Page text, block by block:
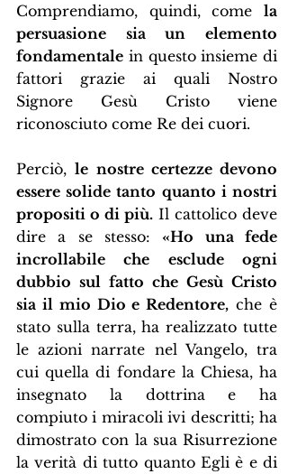
Comprendiamo, quindi, come la
persuasione sia un elemento
fondamentale in questo insieme di
fattori grazie ai quali Nostro
Signore Gesù Cristo viene
riconosciuto come Re dei cuori.
Perciò, le nostre certezze devono
essere solide tanto quanto i nostri
propositi o di più. Il cattolico deve
dire a se stesso: «Ho una fede
incrollabile che esclude ogni
dubbio sul fatto che Gesù Cristo
sia il mio Dio e Redentore, che è
stato sulla terra, ha realizzato tutte
le azioni narrate nel Vangelo, tra
cui quella di fondare la Chiesa, ha
insegnato la dottrina e ha
compiuto i miracoli ivi descritti; ha
dimostrato con la sua Risurrezione
la verità di tutto quanto Egli è e di